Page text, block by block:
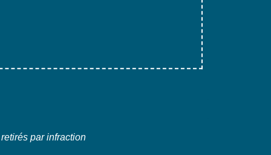
par infraction